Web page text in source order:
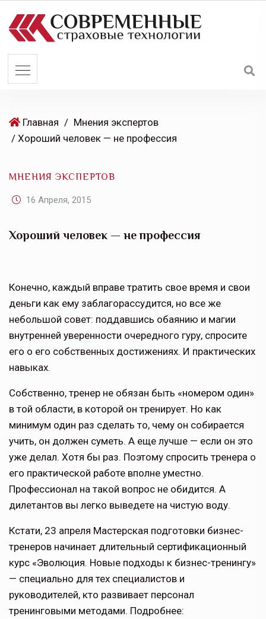
Главная / Мнения экспертов
/ Хороший человек — не профессия
МНЕНИЯ ЭКСПЕРТОВ
16 Апреля, 2015
Хороший человек — не профессия
Конечно, каждый вправе тратить свое время и свои
деньги как ему заблагорассудится, но все же
небольшой совет: поддавшись обаянию и магии
внутренней уверенности очередного гуру, спросите
его о его собственных достижениях. И практических
навыках.
Собственно, тренер не обязан быть «номером один»
в той области, в которой он тренирует. Но как
минимум один раз сделать то, чему он собирается
учить, он должен суметь. А еще лучше — если он это
уже делал. Хотя бы раз. Поэтому спросить тренера о
его практической работе вполне уместно.
Профессионал на такой вопрос не обидится. А
дилетантов вы легко выведете на чистую воду.
Кстати, 23 апреля Мастерская подготовки бизнес-
тренеров начинает длительный сертификационный
курс «Эволюция. Новые подходы к бизнес-тренингу»
— специально для тех специалистов и
руководителей, кто развивает персонал
тренинговыми методами. Подробнее: